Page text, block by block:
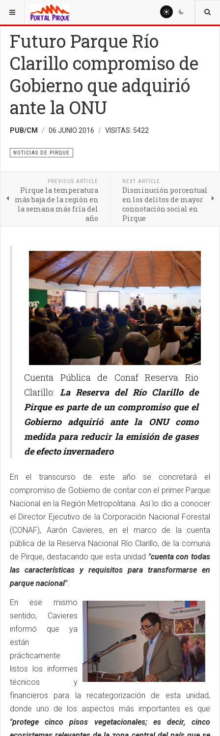
ESTÁ AQUÍ: NOTICIAS
Futuro Parque Río
Clarillo compromiso de
Gobierno que adquirió
ante la ONU
PUB/CM 06 JUNIO 2016 VISITAS: 5422
NOTICIAS DE PIRQUE
PREVIOUS ARTICLE
Pirque la temperatura
más baja de la región en
la semana más fría del
año
NEXT ARTICLE
Disminución porcentual
en los delitos de mayor
connotación social en
Pirque
Cuenta Pública de Conaf Reserva Rio
Clarillo: La Reserva del Río Clarillo de
Pirque es parte de un compromiso que el
Gobierno adquirió ante la ONU como
medida para reducir la emisión de gases
de efecto invernadero.
En el transcurso de este año se concretará el
compromiso de Gobierno de contar con el primer Parque
Nacional en la Región Metropolitana. Así lo dio a conocer
el Director Ejecutivo de la Corporación Nacional Forestal
(CONAF), Aarón Cavieres, en el marco de la cuenta
pública de la Reserva Nacional Río Clarillo, de la comuna
de Pirque, destacando que esta unidad "cuenta con todas
las características y requisitos para transformarse en
parque nacional".
En ese mismo
sentido, Cavieres
informó que ya
están
prácticamente
listos los informes
técnicos y
financieros para la recategorización de esta unidad,
donde uno de los aspectos más importantes es que
"protege
cinco pisos vegetacionales; es decir, cinco